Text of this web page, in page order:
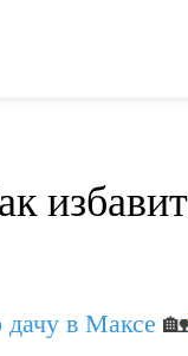
дачу в Максе 🏡